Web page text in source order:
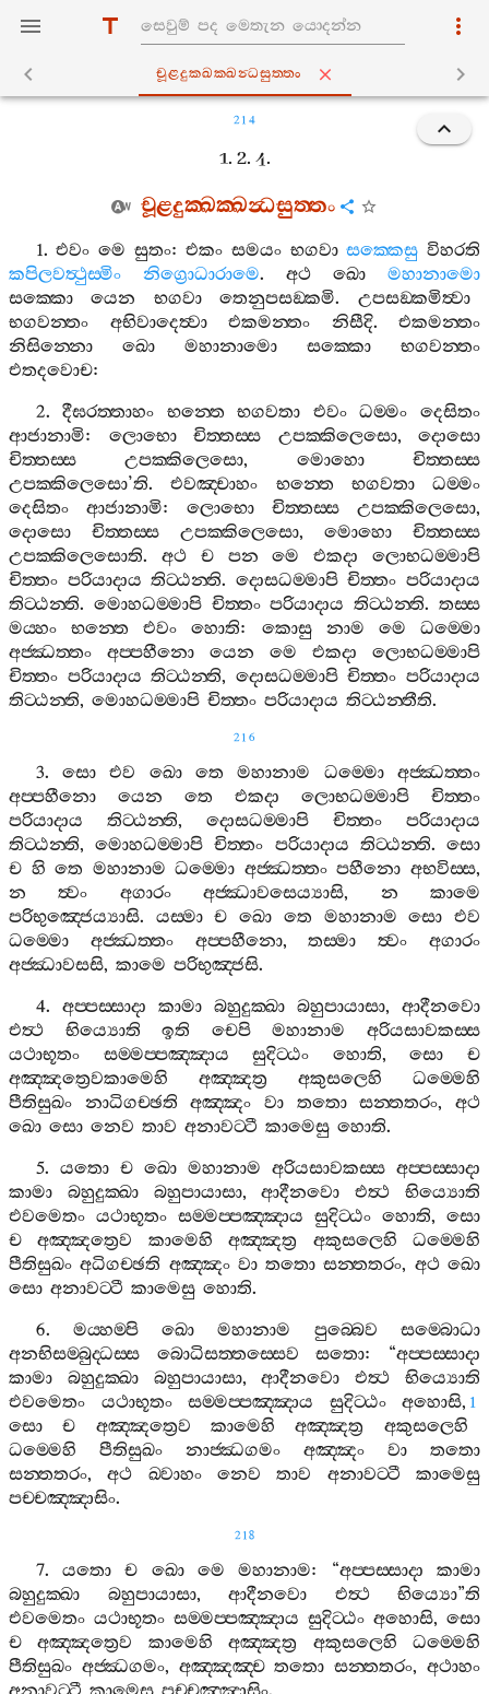
චූළදුක‍්ඛක‍්ඛන්‍ධසුත‍්තං
214
1. 2. 4.
චූළදුක‍්ඛක‍්ඛන්‍ධසුත‍්තං
1.එවං මෙ සුතං:එකං සමයං භගවා සක‍්කෙසු විහරති
කපිලවත්‍ථුස‍්මිං
නිග්‍රොධාරාමෙ. අථ ඛො
මහානාමො
සක‍්කො
යෙන භගවා තෙනුපසඞ‍්කමි. උපසඞ‍්කමිත්‍වා
භගවන‍්තං
අභිවාදෙත්‍වා එකමන‍්තං නිසීදි. එකමන‍්තං
නිසින‍්නො
ඛො මහානාමො සක‍්කො
භගවන‍්තං
එතදවොච:
2.දීඝරත‍්තාහං භන‍්තෙ භගවතා එවං ධම‍්මං
දෙසිතං
ආජානාමි: ලොභො චිත‍්තස‍්ස උපක‍්කිලෙසො, දොසො
චිත‍්තස‍්ස
උපක‍්කිලෙසො, මොහො
චිත‍්තස‍්ස
උපක‍්කිලෙසො’ති.එවඤ‍්චාහං භන‍්තෙ භගවතා
ධම‍්මං
දෙසිතං
ආජානාමි: ලොභො චිත‍්තස‍්ස උපක‍්කිලෙසො,
දොසො
චිත‍්තස‍්ස උපක‍්කිලෙසො, මොහො
චිත‍්තස‍්ස
උපක‍්කිලෙසොති. අථ ච පන මෙ එකදා
ලොභධම‍්මාපි
චිත‍්තං පරියාදාය තිට‍්ඨන‍්ති. දොසධම‍්මාපි චිත‍්තං පරියාදාය
තිට‍්ඨන‍්ති. මොහධම‍්මාපි චිත‍්තං පරියාදාය තිට‍්ඨන‍්ති.තස‍්ස
මය‍්හං
භන‍්තෙ එවං හොති: කොසු නාම මෙ
ධම‍්මො
අජ‍්ඣත‍්තං
අප‍්පහීනො යෙන මෙ එකදා
ලොභධම‍්මාපි
චිත‍්තං පරියාදාය තිට‍්ඨන‍්ති, දොසධම‍්මාපි චිත‍්තං පරියාදාය
තිට‍්ඨන‍්ති, මොහධම‍්මාපි චිත‍්තං පරියාදාය තිට‍්ඨන‍්තීති.
216
3. සො එව ඛො තෙ මහානාම ධම‍්මො
අජ‍්ඣත‍්තං
අප‍්පහීනො
යෙන තෙ එකදා ලොභධම‍්මාපි
චිත‍්තං
පරියාදාය
තිට‍්ඨන‍්ති, දොසධම‍්මාපි චිත‍්තං
පරියාදාය
තිට‍්ඨන‍්ති,මොහධම‍්මාපි චිත‍්තං පරියාදාය තිට‍්ඨන‍්ති.සො
ච හි තෙ මහානාම ධම‍්මො අජ‍්ඣත‍්තං පහීනො අභවිස‍්ස,
න
ත්‍වං අගාරං අජ‍්ඣාවසෙය්‍යාසි, න
කාමෙ
පරිභුඤ‍්ජෙය්‍යාසි. යස‍්මා ච ඛො තෙ මහානාම සො එව
ධම‍්මො
අජ‍්ඣත‍්තං අප‍්පහීනො,තස‍්මා ත්‍වං
අගාරං
අජ‍්ඣාවසසි, කාමෙ පරිභුඤ‍්ජසි.
4. අප‍්පස‍්සාදා කාමා බහුදුක‍්ඛා බහුපායාසා,ආදීනවො
එත්‍ථ
භිය්‍යොති ඉති චෙපි මහානාම
අරියසාවකස‍්ස
යථාභූතං
සම‍්මප‍්පඤ‍්ඤාය සුදිට‍්ඨං හොති,සො
ච
අඤ‍්ඤත්‍රෙවකාමෙහි
අඤ‍්ඤත්‍ර අකුසලෙහි
ධම‍්මෙහි
පීතිසුඛං
නාධිගච‍්ඡති අඤ‍්ඤං වා තතො සන‍්තතරං,අථ
ඛො සො නෙව තාව අනාවට‍්ටී කාමෙසු හොති.
5. යතො ච ඛො මහානාම අරියසාවකස‍්ස අප‍්පස‍්සාදා
කාමා
බහුදුක‍්ඛා බහුපායාසා,ආදීනවො එත්‍ථ
භිය්‍යොති
එවමෙතං යථාභූතං සම‍්මප‍්පඤ‍්ඤාය සුදිට‍්ඨං හොති, සො
ච
අඤ‍්ඤත්‍රෙව කාමෙහි අඤ‍්ඤත්‍ර අකුසලෙහි
ධම‍්මෙහි
පීතිසුඛං අධිගච‍්ඡති අඤ‍්ඤං වා තතො සන‍්තතරං, අථ ඛො
සො අනාවට‍්ටී කාමෙසු හොති.
6. මය‍්හම‍්පි ඛො මහානාම පුබ‍්බෙව
සම‍්බොධා
අනභිසම‍්බුද‍්ධස‍්ස
බොධිසත‍්තස‍්සෙව සතො: “අප‍්පස‍්සාදා
කාමා
බහුදුක‍්ඛා බහුපායාසා,ආදීනවො එත්‍ථ
භිය්‍යොති
එවමෙතං
යථාභූතං සම‍්මප‍්පඤ‍්ඤාය සුදිට‍්ඨං අහොසි, 1
සො ච අඤ‍්ඤත්‍රෙව කාමෙහි අඤ‍්ඤත්‍ර
අකුසලෙහි
ධම‍්මෙහි
පීතිසුඛං නාජ‍්ඣගමං අඤ‍්ඤං වා
තතො
සන‍්තතරං,අථ ඛ‍්වාහං නෙව තාව අනාවට‍්ටී
කාමෙසු
පච‍්චඤ‍්ඤාසිං.
218
7. යතො ච ඛො මෙ මහානාම: “අප‍්පස‍්සාදා
කාමා
බහුදුක‍්ඛා
බහුපායාසා, ආදීනවො එත්‍ථ භිය්‍යො”ති
එවමෙතං යථාභූතං සම‍්මප‍්පඤ‍්ඤාය සුදිට‍්ඨං අහොසි, සො
ච
අඤ‍්ඤත්‍රෙව කාමෙහි අඤ‍්ඤත්‍ර අකුසලෙහි
ධම‍්මෙහි
පීතිසුඛං අජ‍්ඣගමං, අඤ‍්ඤඤ‍්ච තතො සන‍්තතරං,අථාහං